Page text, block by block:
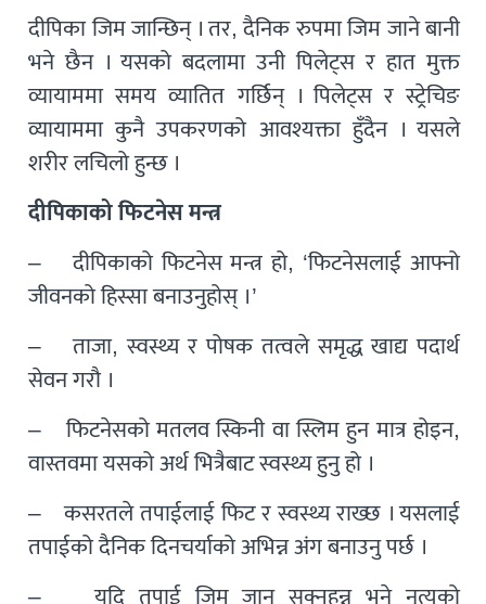
दीपिका जिम जान्छिन् । तर, दैनिक रुपमा जिम जाने बानी
भने छैन । यसको बदलामा उनी पिलेट्स र हात मुक्त
व्यायाममा समय व्यातित गर्छिन् । पिलेट्स र स्ट्रेचिङ
व्यायाममा कुनै उपकरणको आवश्यक्ता हुँदैन । यसले
शरीर लचिलो हुन्छ ।
दीपिकाको फिटनेस मन्त्र
– दीपिकाको फिटनेस मन्त्र हो, ‘फिटनेसलाई आफ्नो
जीवनको हिस्सा बनाउनुहोस् ।’
– ताजा, स्वस्थ्य र पोषक तत्वले समृद्ध खाद्य पदार्थ
सेवन गरौ ।
– फिटनेसको मतलव स्किनी वा स्लिम हुन मात्र होइन,
वास्तवमा यसको अर्थ भित्रैबाट स्वस्थ्य हुनु हो ।
– कसरतले तपाईलाई फिट र स्वस्थ्य राख्छ । यसलाई
तपाईको दैनिक दिनचर्याको अभिन्न अंग बनाउनु पर्छ ।